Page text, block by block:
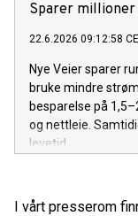
Sparer millioner
22.6.2026 09:12:58
Nye Veier sparer
bruke mindre
besparelse på
og nettleie.
levetid.
I vårt presserom